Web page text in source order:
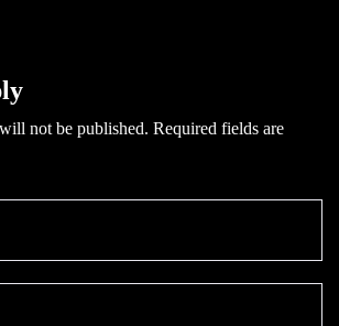
not be published. Required fields are